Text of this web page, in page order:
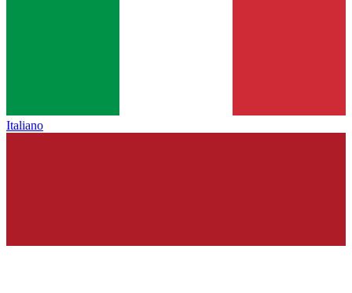
Italiano